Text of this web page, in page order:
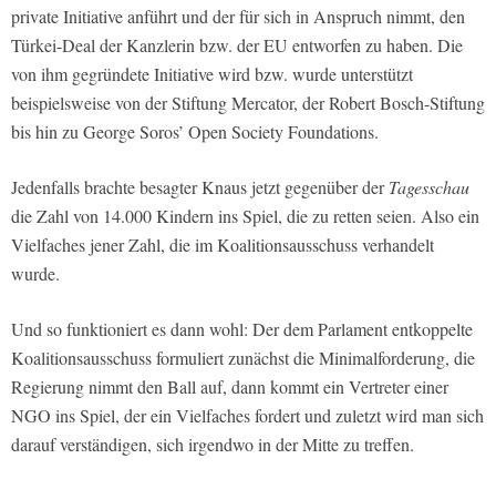
private Initiative anführt und der für sich in Anspruch nimmt, den
Türkei-Deal der Kanzlerin bzw. der EU entworfen zu haben. Die
von ihm gegründete Initiative wird bzw. wurde unterstützt
beispielsweise von der Stiftung Mercator, der Robert Bosch-Stiftung
bis hin zu George Soros’ Open Society Foundations.
Jedenfalls brachte besagter Knaus jetzt gegenüber derTagesschau
die Zahl von 14.000 Kindern ins Spiel, die zu retten seien. Also ein
Vielfaches jener Zahl, die im Koalitionsausschuss verhandelt
wurde.
Und so funktioniert es dann wohl: Der dem Parlament entkoppelte
Koalitionsausschuss formuliert zunächst die Minimalforderung, die
Regierung nimmt den Ball auf, dann kommt ein Vertreter einer
NGO ins Spiel, der ein Vielfaches fordert und zuletzt wird man sich
darauf verständigen, sich irgendwo in der Mitte zu treffen.